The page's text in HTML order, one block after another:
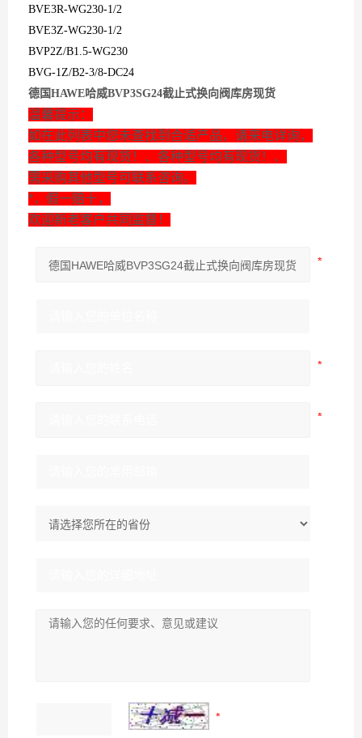
BVE3R-WG230-1/2
BVE3Z-WG230-1/2
BVP2Z/B1.5-WG230
BVG-1Z/B2-3/8-DC24
德国HAWE哈威BVP3SG24截止式换向阀库房现货
温馨提示：
如在此列表中您未查找到合适产品，请来电详询，
各种型号均有现货！、各种型号均有现货！、
需采购其他型号可联系咨询。
*，假一赔十，
欢迎新老客户共同监督！